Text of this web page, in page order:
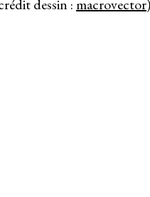
dessin :macrovector)